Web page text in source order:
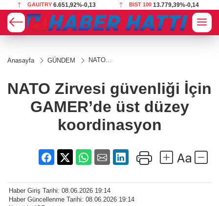
BIST 100 13.779,39%-0,14 USD 47,7063%0,01
Anasayfa GÜNDEM
NATO
GAMER’de
üst düzey
koordinasyon
NATO Zirvesi güvenliği İçin
GAMER’de üst düzey
koordinasyon
Haber Giriş Tarihi: 08.06.2026 19:14
Haber Güncellenme Tarihi: 08.06.2026 19:14